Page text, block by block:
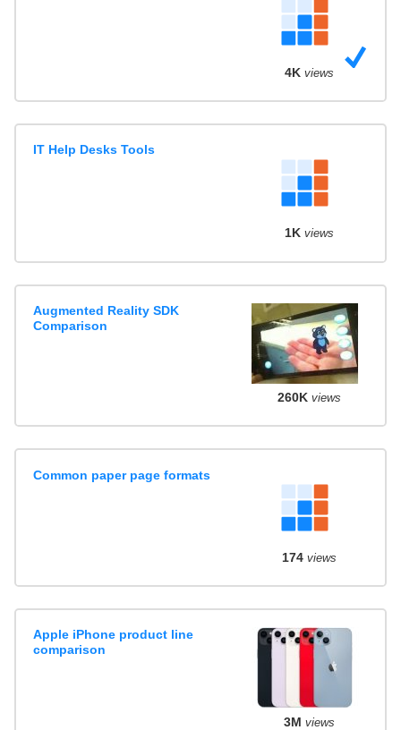
4K views
IT Help Desks Tools
1K views
Augmented Reality SDK
Comparison
260K views
Common paper page formats
174views
Apple iPhone product line
comparison
3M views